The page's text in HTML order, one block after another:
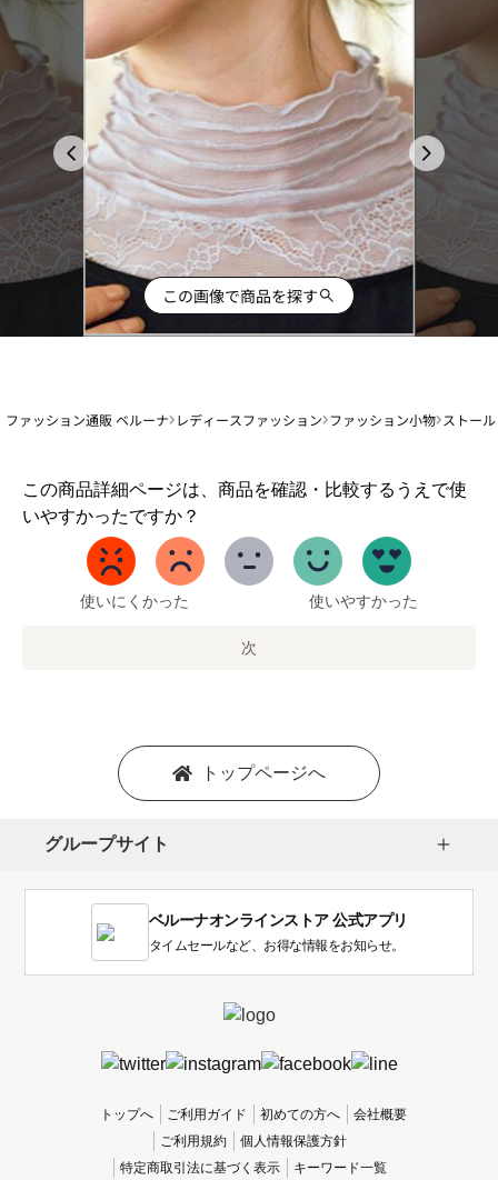
この画像で商品を探す
ファッション通販 ベルーナ レディースファッション ファッション小物 ストー
この商品詳細ページは、商品を確認・比較するうえで使
いやすかったですか？
1
か
い
使いにくかった 使いやすかった
次
トップページへ
グループサイト
ベルーナオンラインストア 公式アプリ
タイムセールなど、お得な情報をお知らせ。
トップへ ご利用ガイド 初めての方へ
会社概要
ご利用規約
個人情報保護方針
特定商取引法に基づく表示
キーワード一覧